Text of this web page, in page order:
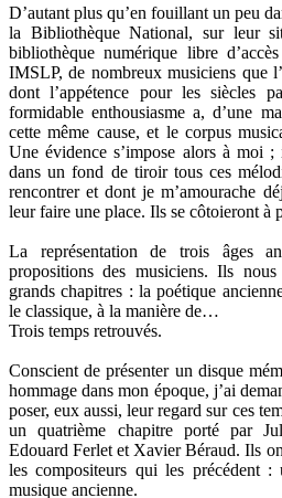
D’autant plus qu’en fouillant un peu
la Bibliothèque National, sur leur
bibliothèque numérique libre
IMSLP, de nombreux musiciens que
dont l’appétence pour les siècles
formidable enthousiasme a, d’une
cette même cause, et le corpus
Une évidence s’impose alors à moi
dans un fond de tiroir tous ces
rencontrer et dont je m’amourache
leur faire une place. Ils se côtoieront à
La représentation de trois âges
propositions des musiciens. Ils nous
grands chapitres : la poétique
le classique, à la manière de…
Trois temps retrouvés.
Conscient de présenter un disque
hommage dans mon époque, j’ai
poser, eux aussi, leur regard sur ces
un quatrième chapitre porté par
Edouard Ferlet et Xavier Béraud. Ils
les compositeurs qui les précédent
musique ancienne.